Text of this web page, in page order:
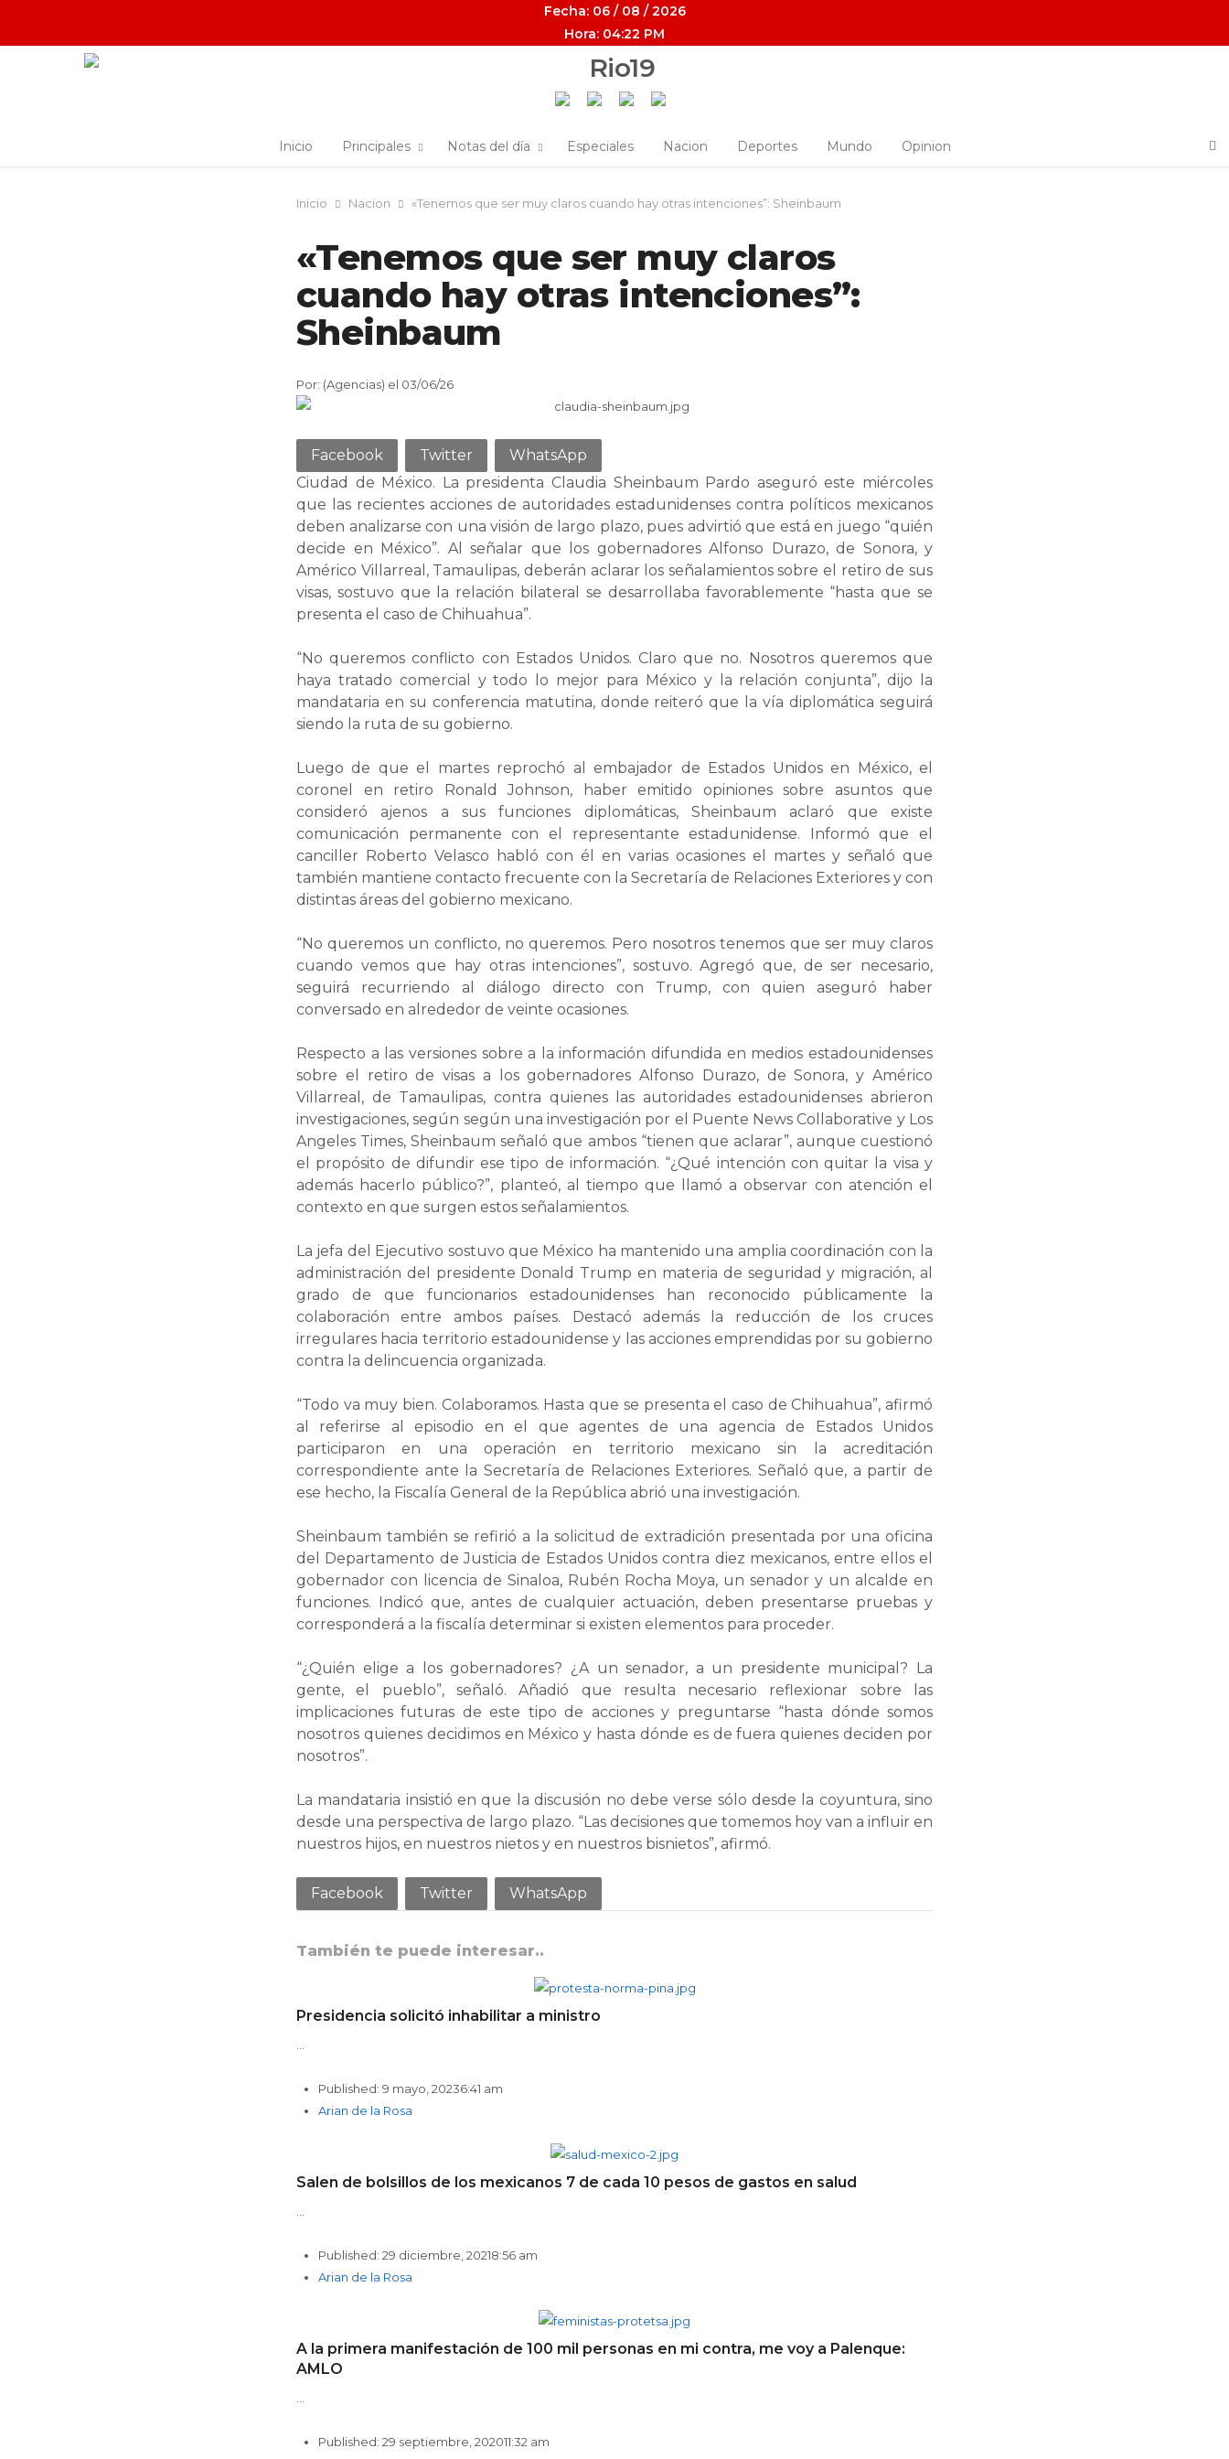
Fecha: 06 / 08 / 2026
Hora: 04:22 PM
Inicio Principales Notas del día Especiales Nacion Deportes Mundo Opinion
Inicio Nacion «Tenemos que ser muy claros cuando hay otras intenciones”: Sheinbaum
«Tenemos que ser muy claros
cuando hay otras intenciones”:
Sheinbaum
Por: (Agencias) el 03/06/26
Facebook Twitter
WhatsApp
Ciudad de México. La presidenta Claudia Sheinbaum Pardo aseguró este miércoles
que las recientes acciones de autoridades estadunidenses contra políticos mexicanos
deben analizarse con una visión de largo plazo, pues advirtió que está en juego “quién
decide en México”. Al señalar que los gobernadores Alfonso Durazo, de Sonora, y
Américo Villarreal, Tamaulipas, deberán aclarar los señalamientos sobre el retiro de sus
visas, sostuvo que la relación bilateral se desarrollaba favorablemente “hasta que se
presenta el caso de Chihuahua”.
“No queremos conflicto con Estados Unidos. Claro que no. Nosotros queremos que
haya tratado comercial y todo lo mejor para México y la relación conjunta”, dijo la
mandataria en su conferencia matutina, donde reiteró que la vía diplomática seguirá
siendo la ruta de su gobierno.
Luego de que el martes reprochó al embajador de Estados Unidos en México, el
coronel en retiro Ronald Johnson, haber emitido opiniones sobre asuntos que
consideró ajenos a sus funciones diplomáticas, Sheinbaum aclaró que existe
comunicación permanente con el representante estadunidense. Informó que el
canciller Roberto Velasco habló con él en varias ocasiones el martes y señaló que
también mantiene contacto frecuente con la Secretaría de Relaciones Exteriores y con
distintas áreas del gobierno mexicano.
“No queremos un conflicto, no queremos. Pero nosotros tenemos que ser muy claros
cuando vemos que hay otras intenciones”, sostuvo. Agregó que, de ser necesario,
seguirá recurriendo al diálogo directo con Trump, con quien aseguró haber
conversado en alrededor de veinte ocasiones.
Respecto a las versiones sobre a la información difundida en medios estadounidenses
sobre el retiro de visas a los gobernadores Alfonso Durazo, de Sonora, y Américo
Villarreal, de Tamaulipas, contra quienes las autoridades estadounidenses abrieron
investigaciones, según según una investigación por el Puente News Collaborative y Los
Angeles Times, Sheinbaum señaló que ambos “tienen que aclarar”, aunque cuestionó
el propósito de difundir ese tipo de información. “¿Qué intención con quitar la visa y
además hacerlo público?”, planteó, al tiempo que llamó a observar con atención el
contexto en que surgen estos señalamientos.
La jefa del Ejecutivo sostuvo que México ha mantenido una amplia coordinación con la
administración del presidente Donald Trump en materia de seguridad y migración, al
grado de que funcionarios estadounidenses han reconocido públicamente la
colaboración entre ambos países. Destacó además la reducción de los cruces
irregulares hacia territorio estadounidense y las acciones emprendidas por su gobierno
contra la delincuencia organizada.
“Todo va muy bien. Colaboramos. Hasta que se presenta el caso de Chihuahua”, afirmó
al referirse al episodio en el que agentes de una agencia de Estados Unidos
participaron en una operación en territorio mexicano sin la acreditación
correspondiente ante la Secretaría de Relaciones Exteriores. Señaló que, a partir de
ese hecho, la Fiscalía General de la República abrió una investigación.
Sheinbaum también se refirió a la solicitud de extradición presentada por una oficina
del Departamento de Justicia de Estados Unidos contra diez mexicanos, entre ellos el
gobernador con licencia de Sinaloa, Rubén Rocha Moya, un senador y un alcalde en
funciones. Indicó que, antes de cualquier actuación, deben presentarse pruebas y
corresponderá a la fiscalía determinar si existen elementos para proceder.
“¿Quién elige a los gobernadores? ¿A un senador, a un presidente municipal? La
gente, el pueblo”, señaló. Añadió que resulta necesario reflexionar sobre las
implicaciones futuras de este tipo de acciones y preguntarse “hasta dónde somos
nosotros quienes decidimos en México y hasta dónde es de fuera quienes deciden por
nosotros”.
La mandataria insistió en que la discusión no debe verse sólo desde la coyuntura, sino
desde una perspectiva de largo plazo. “Las decisiones que tomemos hoy van a influir en
nuestros hijos, en nuestros nietos y en nuestros bisnietos”, afirmó.
Facebook Twitter WhatsApp
También te puede interesar..
Presidencia solicitó inhabilitar a ministro
Published: 9 mayo, 20236:41 am
Author
Arian de la Rosa
Salen de bolsillos de los mexicanos 7 de cada 10 pesos de gastos en salud
Published: 29 diciembre, 20218:56 am
Author
Arian de la Rosa
A la primera manifestación de 100 mil personas en mi contra, me voy a Palenque:
AMLO
Published: 29 septiembre, 202011:32 am